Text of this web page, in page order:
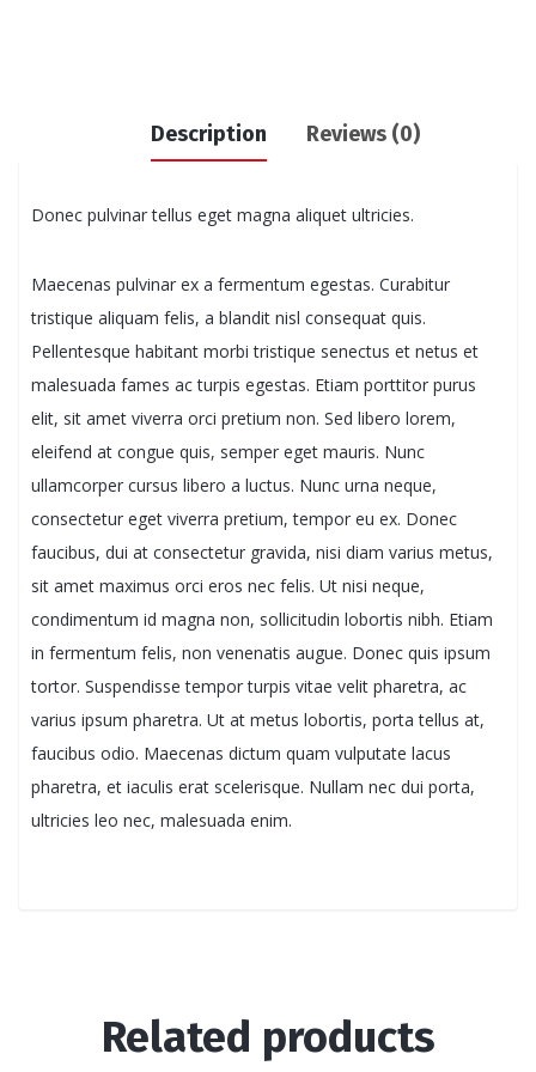
Description Reviews (0)
Donec pulvinar tellus eget magna aliquet ultricies.
Maecenas pulvinar ex a fermentum egestas. Curabitur
tristique aliquam felis, a blandit nisl consequat quis.
Pellentesque habitant morbi tristique senectus et netus et
malesuada fames ac turpis egestas. Etiam porttitor purus
elit, sit amet viverra orci pretium non. Sed libero lorem,
eleifend at congue quis, semper eget mauris. Nunc
ullamcorper cursus libero a luctus. Nunc urna neque,
consectetur eget viverra pretium, tempor eu ex. Donec
faucibus, dui at consectetur gravida, nisi diam varius metus,
sit amet maximus orci eros nec felis. Ut nisi neque,
condimentum id magna non, sollicitudin lobortis nibh. Etiam
in fermentum felis, non venenatis augue. Donec quis ipsum
tortor. Suspendisse tempor turpis vitae velit pharetra, ac
varius ipsum pharetra. Ut at metus lobortis, porta tellus at,
faucibus odio. Maecenas dictum quam vulputate lacus
pharetra, et iaculis erat scelerisque. Nullam nec dui porta,
ultricies leo nec, malesuada enim.
Related products